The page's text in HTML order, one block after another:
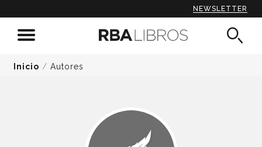
NEWSLETTER
Inicio / Autores